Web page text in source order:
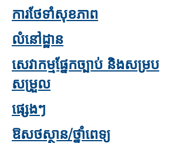
ការ​ថែទាំ​សុខភាព
លំនៅដ្ឋាន
សេវាកម្មផ្នែកច្បាប់ និងសម្រប
សម្រួល
ផ្សេងៗ
ឱសថស្ថាន/ថ្នាំពេទ្យ